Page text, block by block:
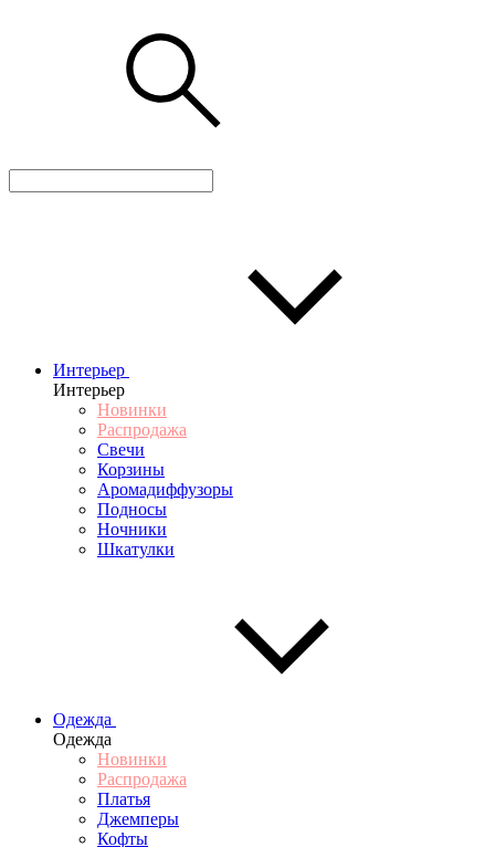
Интерьер
Интерьер
Новинки
Распродажа
Свечи
Корзины
Аромадиффузоры
Подносы
Ночники
Шкатулки
Одежда
Одежда
Новинки
Распродажа
Платья
Джемперы
Кофты